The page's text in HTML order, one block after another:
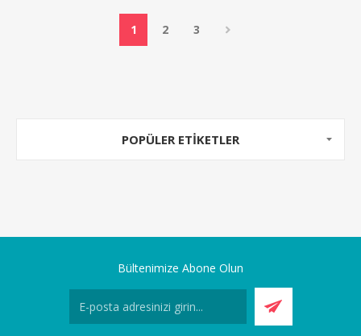
1 2 3
POPÜLER ETIKETLER
Bültenimize Abone Olun